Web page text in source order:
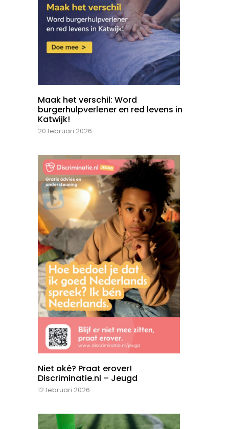
Maak het verschil: Word
burgerhulpverlener en red levens in
Katwijk!
20 februari 2026
Niet oké? Praat erover!
Discriminatie.nl – Jeugd
12 februari 2026